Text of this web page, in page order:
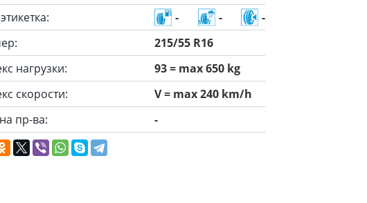
- -
-
215/55 R16
нагрузки:
93 = max 650 kg
скорости:
V = max 240 km/h
пр-ва:
-